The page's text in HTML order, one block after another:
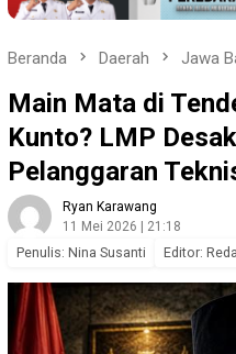
Beranda Daerah Jawa
Main Mata di
Kunto? LMP
Pelanggaran
Ryan Karawang
11 Mei 2026 | 21:18
Penulis: Nina Susanti Editor: